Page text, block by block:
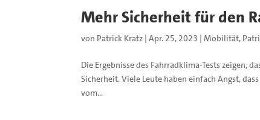
Mehr Sicherheit für den
von Patrick Kratz |Apr. 25, 2023 |Mobilität,
Die Ergebnisse des Fahrradklima-Tests zeigen,
Sicherheit. Viele Leute haben einfach Angst,
vom...